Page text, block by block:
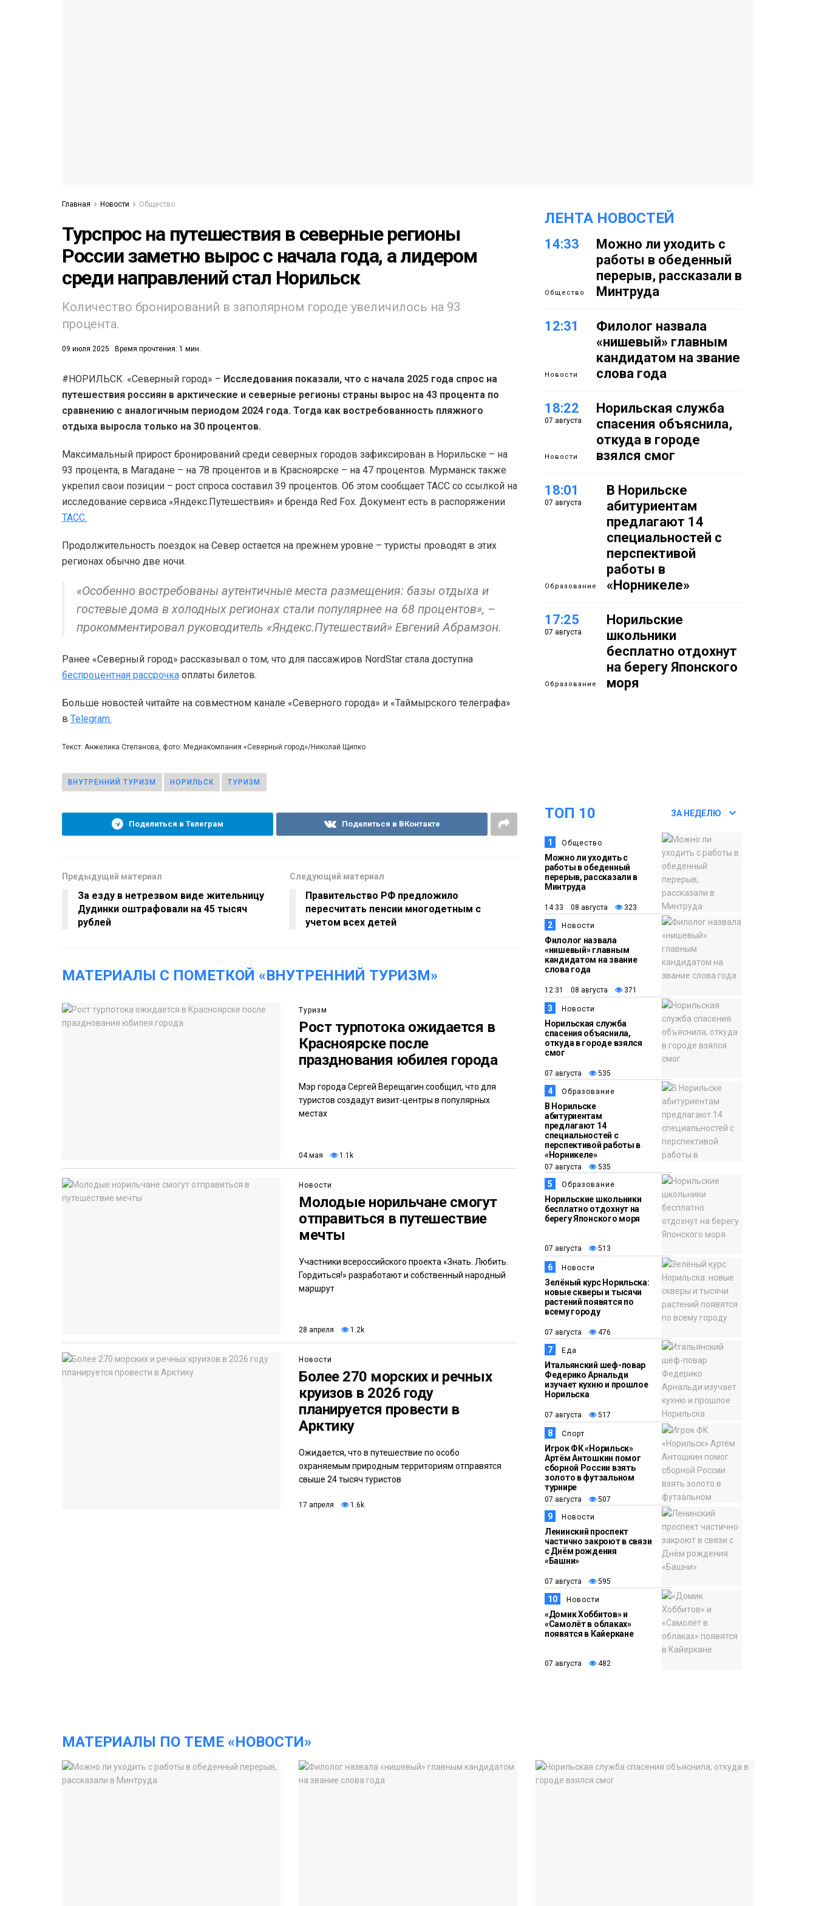
Главная Новости Общество
Турспрос на путешествия в северные регионы
России заметно вырос с начала года, а лидером
среди направлений стал Норильск
Количество бронирований в заполярном городе увеличилось на 93
процента.
09 июля 2025 Время прочтения: 1 мин.
#НОРИЛЬСК. «Северный город» – Исследования показали, что с начала 2025 года спрос на
путешествия россиян в арктические и северные регионы страны вырос на 43 процента по
сравнению с аналогичным периодом 2024 года. Тогда как востребованность пляжного
отдыха выросла только на 30 процентов.
Максимальный прирост бронирований среди северных городов зафиксирован в Норильске – на
93 процента, в Магадане – на 78 процентов и в Красноярске – на 47 процентов. Мурманск также
укрепил свои позиции – рост спроса составил 39 процентов. Об этом сообщает ТАСС со ссылкой на
исследование сервиса «Яндекс.Путешествия» и бренда Red Fox. Документ есть в распоряжении
ТАСС.
Продолжительность поездок на Север остается на прежнем уровне – туристы проводят в этих
регионах обычно две ночи.
«Особенно востребованы аутентичные места размещения: базы отдыха и
гостевые дома в холодных регионах стали популярнее на 68 процентов», –
прокомментировал руководитель «Яндекс.Путешествий» Евгений Абрамзон.
Ранее «Северный город» рассказывал о том, что для пассажиров NordStar стала доступна
беспроцентная рассрочка оплаты билетов.
Больше новостей читайте на совместном канале «Северного города» и «Таймырского телеграфа»
в Telegram.
Текст: Анжелика Степанова, фото: Медиакомпания «Северный город»/Николай Щипко
ВНУТРЕННИЙ ТУРИЗМ НОРИЛЬСК ТУРИЗМ
Поделиться в Телеграм Поделиться в ВКонтакте
Предыдущий материал
За езду в нетрезвом виде жительницу
Дудинки оштрафовали на 45 тысяч
рублей
Следующий материал
Правительство РФ предложило
пересчитать пенсии многодетным с
учетом всех детей
МАТЕРИАЛЫ С ПОМЕТКОЙ «ВНУТРЕННИЙ ТУРИЗМ»
Туризм
Рост турпотока ожидается в
Красноярске после
празднования юбилея города
Мэр города Сергей Верещагин сообщил, что для
туристов создадут визит-центры в популярных
местах
04 мая 1.1k
Новости
Молодые норильчане смогут
отправиться в путешествие
мечты
Участники всероссийского проекта «Знать. Любить.
Гордиться!» разработают и собственный народный
маршрут
28 апреля 1.2k
Новости
Более 270 морских и речных
круизов в 2026 году
планируется провести в
Арктику
Ожидается, что в путешествие по особо
охраняемым природным территориям отправятся
свыше 24 тысяч туристов
17 апреля 1.6k
ЛЕНТА НОВОСТЕЙ
14:33
Общество
Можно ли уходить с
работы в обеденный
перерыв, рассказали в
Минтруда
12:31
Новости
Филолог назвала
«нишевый» главным
кандидатом на звание
слова года
18:22
07 августа
Новости
Норильская служба
спасения объяснила,
откуда в городе
взялся смог
18:01
07 августа
Образование
В Норильске
абитуриентам
предлагают 14
специальностей с
перспективой
работы в
«Норникеле»
17:25
07 августа
Образование
Норильские
школьники
бесплатно отдохнут
на берегу Японского
моря
15:56
Еда
Итальянский шеф-
повар Федерико
Арнальди изучает
кухню и прошлое
Норильска
15:11
07 августа
Игрок ФК «Норильск»
Артём Антошкин
помог сборной России
взять золото в
футзальном турнире
14:30
07 августа
Ленинский проспект
частично закроют в
связи с Днём
рождения «Башни»
13:59
07 августа
Новости
«Домик Хоббитов» и
«Самолёт в облаках»
появятся в Кайеркане
ТОП 10 ЗА НЕДЕЛЮ
1 Общество
Можно ли уходить с
работы в обеденный
перерыв, рассказали в
Минтруда
14:33 08 августа 323
2 Новости
Филолог назвала
«нишевый» главным
кандидатом на звание
слова года
12:31 08 августа 371
3 Новости
Норильская служба
спасения объяснила,
откуда в городе взялся
смог
07 августа 535
4 Образование
В Норильске
абитуриентам
предлагают 14
специальностей с
перспективой работы в
«Норникеле»
07 августа 535
5 Образование
Норильские школьники
бесплатно отдохнут на
берегу Японского моря
07 августа 513
6 Новости
Зелёный курс Норильска:
новые скверы и тысячи
растений появятся по
всему городу
07 августа 476
7 Еда
Итальянский шеф-повар
Федерико Арнальди
изучает кухню и прошлое
Норильска
07 августа 517
8 Спорт
Игрок ФК «Норильск»
Артём Антошкин помог
сборной России взять
золото в футзальном
турнире
07 августа 507
9 Новости
Ленинский проспект
частично закроют в связи
с Днём рождения
«Башни»
07 августа 595
10 Новости
«Домик Хоббитов» и
«Самолёт в облаках»
появятся в Кайеркане
07 августа 482
МАТЕРИАЛЫ ПО ТЕМЕ «НОВОСТИ»